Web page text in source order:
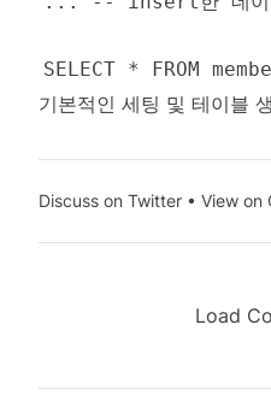
기본적인 세팅 및 테이블
Discuss on Twitter • View on
Load